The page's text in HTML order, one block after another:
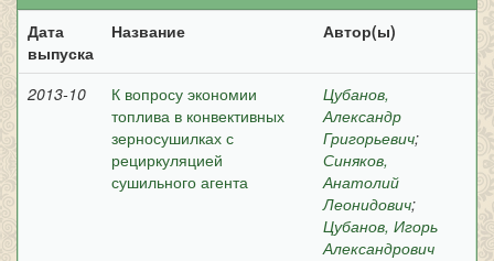
Дата
выпуска
Название Автор(ы)
2013-10
К вопросу экономии
топлива в конвективных
зерносушилках с
рециркуляцией
сушильного агента
Цубанов,
Александр
Григорьевич;
Синяков,
Анатолий
Леонидович;
Цубанов, Игорь
Александрович